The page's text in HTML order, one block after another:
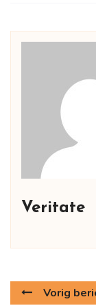
Veritate
Vorig